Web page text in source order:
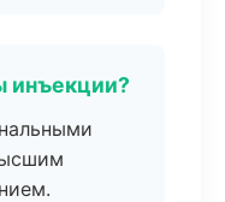
инъекции?